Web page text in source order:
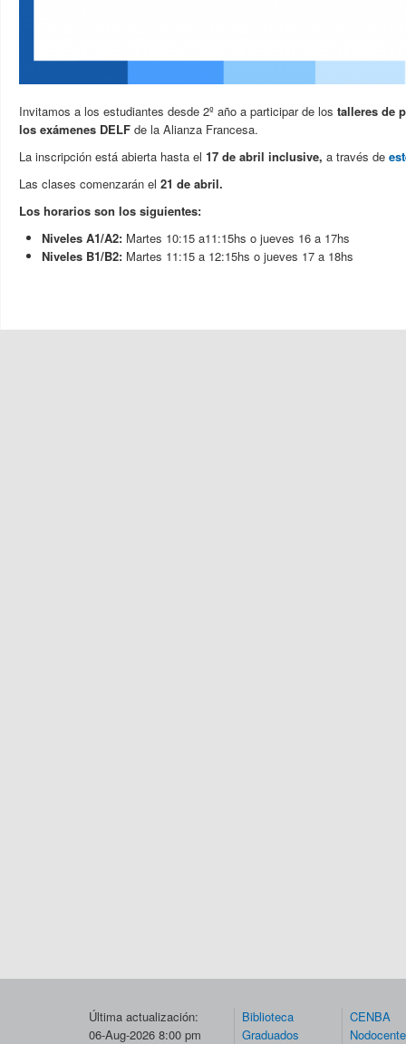
Invitamos a los estudiantes desde 2º año a participar de los talleres de
los exámenes DELF de la Alianza Francesa.
La inscripción está abierta hasta el 17 de abril inclusive, a través de
Las clases comenzarán el 21 de abril.
Los horarios son los siguientes:
Niveles A1/A2: Martes 10:15 a11:15hs o jueves 16 a 17hs
Niveles B1/B2: Martes 11:15 a 12:15hs o jueves 17 a 18hs
Última actualización:
06-Aug-2026 8:00 pm
Biblioteca
Graduados
CENBA